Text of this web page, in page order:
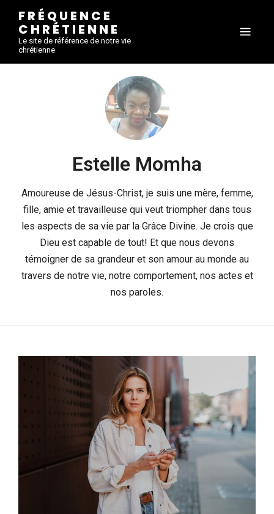
FRÉQUENCE
CHRÉTIENNE
Le site de référence de notre vie
chrétienne
Estelle Momha
Amoureuse de Jésus-Christ, je suis une mère, femme,
fille, amie et travailleuse qui veut triompher dans tous
les aspects de sa vie par la Grâce Divine. Je crois que
Dieu est capable de tout! Et que nous devons
témoigner de sa grandeur et son amour au monde au
travers de notre vie, notre comportement, nos actes et
nos paroles.